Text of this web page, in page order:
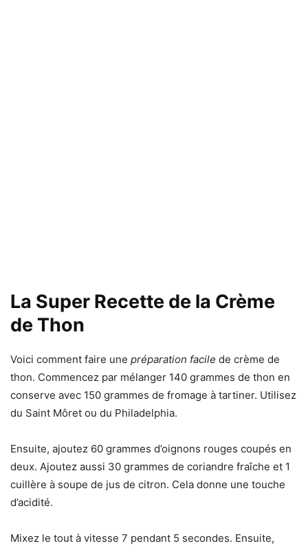
La Super Recette de la Crème
de Thon
Voici comment faire une préparation facile de crème de
thon. Commencez par mélanger 140 grammes de thon en
conserve avec 150 grammes de fromage à tartiner. Utilisez
du Saint Môret ou du Philadelphia.
Ensuite, ajoutez 60 grammes d’oignons rouges coupés en
deux. Ajoutez aussi 30 grammes de coriandre fraîche et 1
cuillère à soupe de jus de citron. Cela donne une touche
d’acidité.
Mixez le tout à vitesse 7 pendant 5 secondes. Ensuite,